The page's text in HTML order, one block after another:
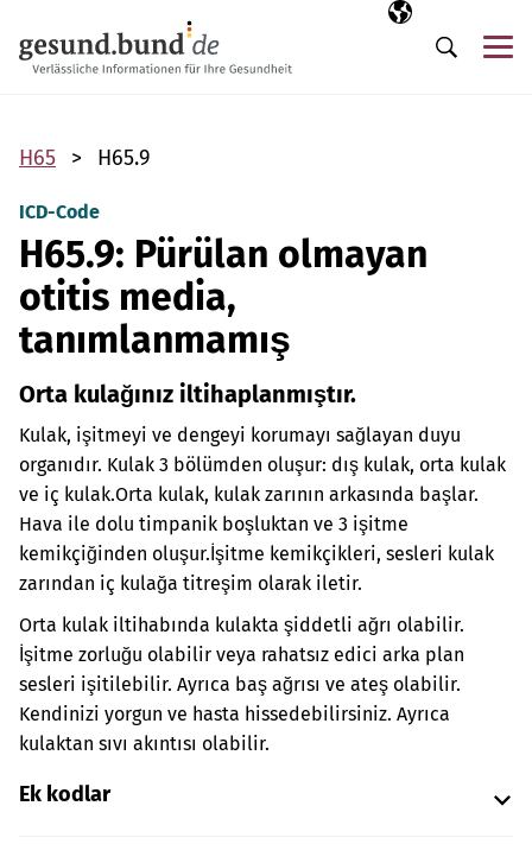
Seçili dil
TR
Arama
H65 H65.9
ICD-Code
H65.9: Pürülan olmayan
otitis media,
tanımlanmamış
Orta kulağınız iltihaplanmıştır.
Kulak, işitmeyi ve dengeyi korumayı sağlayan duyu
organıdır. Kulak 3 bölümden oluşur: dış kulak, orta kulak
ve iç kulak.Orta kulak, kulak zarının arkasında başlar.
Hava ile dolu timpanik boşluktan ve 3 işitme
kemikçiğinden oluşur.İşitme kemikçikleri, sesleri kulak
zarından iç kulağa titreşim olarak iletir.
Orta kulak iltihabında kulakta şiddetli ağrı olabilir.
İşitme zorluğu olabilir veya rahatsız edici arka plan
sesleri işitilebilir. Ayrıca baş ağrısı ve ateş olabilir.
Kendinizi yorgun ve hasta hissedebilirsiniz. Ayrıca
kulaktan sıvı akıntısı olabilir.
Ek kodlar